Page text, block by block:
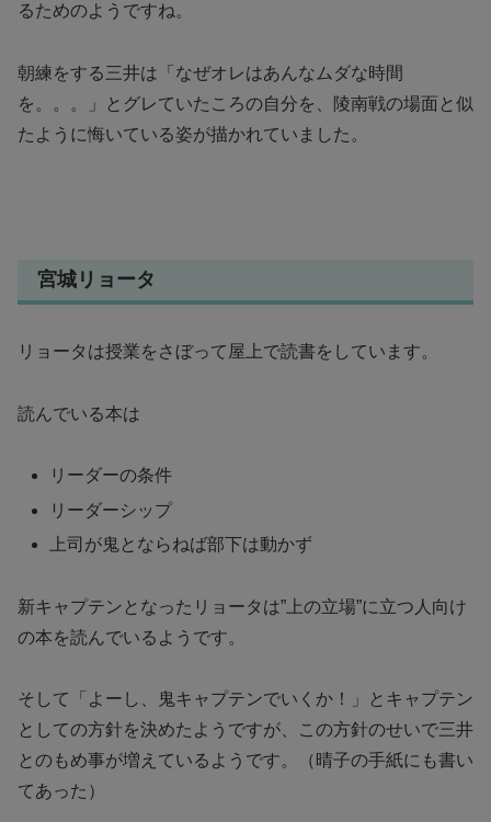
るためのようですね。
朝練をする三井は「なぜオレはあんなムダな時間
を。。。」とグレていたころの自分を、陵南戦の場面と似
たように悔いている姿が描かれていました。
宮城リョータ
リョータは授業をさぼって屋上で読書をしています。
読んでいる本は
リーダーの条件
リーダーシップ
上司が鬼とならねば部下は動かず
新キャプテンとなったリョータは”上の立場”に立つ人向け
の本を読んでいるようです。
そして「よーし、鬼キャプテンでいくか！」とキャプテン
としての方針を決めたようですが、この方針のせいで三井
とのもめ事が増えているようです。（晴子の手紙にも書い
てあった）